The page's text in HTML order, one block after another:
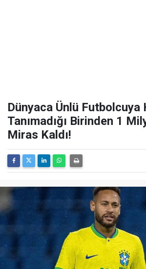
Dünyaca Ünlü Futbolcuya
Tanımadığı Birinden 1
Miras Kaldı!